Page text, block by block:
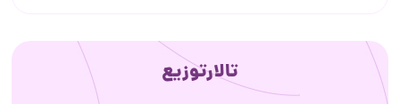
تالارتوزیع